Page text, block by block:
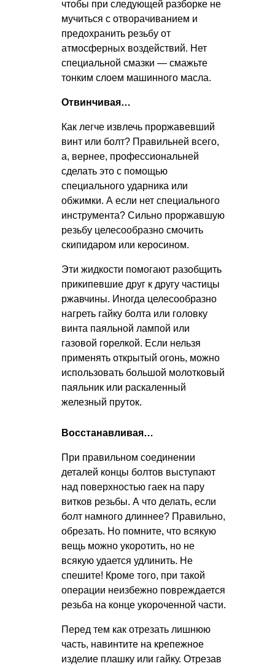
чтобы при следующей разборке не
мучиться с отворачиванием и
предохранить резьбу от
атмосферных воздействий. Нет
специальной смазки — смажьте
тонким слоем машинного масла.
Отвинчивая…
Как легче извлечь проржавевший
винт или болт? Правильней всего,
а, вернее, профессиональней
сделать это с помощью
специального ударника или
обжимки. А если нет специального
инструмента? Сильно проржавшую
резьбу целесообразно смочить
скипидаром или керосином.
Эти жидкости помогают разобщить
прикипевшие друг к другу частицы
ржавчины. Иногда целесообразно
нагреть гайку болта или головку
винта паяльной лампой или
газовой горелкой. Если нельзя
применять открытый огонь, можно
использовать большой молотковый
паяльник или раскаленный
железный пруток.
Восстанавливая…
При правильном соединении
деталей концы болтов выступают
над поверхностью гаек на пару
витков резьбы. А что делать, если
болт намного длиннее? Правильно,
обрезать. Но помните, что всякую
вещь можно укоротить, но не
всякую удается удлинить. Не
спешите! Кроме того, при такой
операции неизбежно повреждается
резьба на конце укороченной части.
Перед тем как отрезать лишнюю
часть, навинтите на крепежное
изделие плашку или гайку. Отрезав